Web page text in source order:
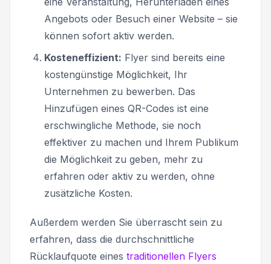
Angebots oder Besuch einer Website – sie
können sofort aktiv werden.
Kosteneffizient: Flyer sind bereits eine
kostengünstige Möglichkeit, Ihr
Unternehmen zu bewerben. Das
Hinzufügen eines QR-Codes ist eine
erschwingliche Methode, sie noch
effektiver zu machen und Ihrem Publikum
die Möglichkeit zu geben, mehr zu
erfahren oder aktiv zu werden, ohne
zusätzliche Kosten.
Außerdem werden Sie überrascht sein zu
erfahren, dass die durchschnittliche
Rücklaufquote eines traditionellen Flyers